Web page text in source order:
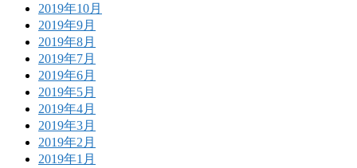
2019年10月
2019年9月
2019年8月
2019年7月
2019年6月
2019年5月
2019年4月
2019年3月
2019年2月
2019年1月